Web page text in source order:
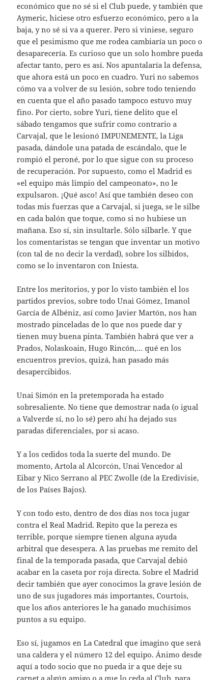
económico que no sé si el Club puede, y también que
Aymeric, hiciese otro esfuerzo económico, pero a la
baja, y no sé si va a querer. Pero si viniese, seguro
que el pesimismo que me rodea cambiaría un poco o
desaparecería. Es curioso que un solo hombre pueda
afectar tanto, pero es así. Nos apuntalaría la defensa,
que ahora está un poco en cuadro. Yuri no sabemos
cómo va a volver de su lesión, sobre todo teniendo
en cuenta que el año pasado tampoco estuvo muy
fino. Por cierto, sobre Yuri, tiene delito que el
sábado tengamos que sufrir como contrario a
Carvajal, que le lesionó IMPUNEMENTE, la Liga
pasada, dándole una patada de escándalo, que le
rompió el peroné, por lo que sigue con su proceso
de recuperación. Por supuesto, como el Madrid es
«el equipo más limpio del campeonato», no le
expulsaron. ¡Qué asco! Así que también deseo con
todas mis fuerzas que a Carvajal, si juega, se le silbe
en cada balón que toque, como si no hubiese un
mañana. Eso sí, sin insultarle. Sólo silbarle. Y que
los comentaristas se tengan que inventar un motivo
(con tal de no decir la verdad), sobre los silbidos,
como se lo inventaron con Iniesta.
Entre los meritorios, y por lo visto también el los
partidos previos, sobre todo Unai Gómez, Imanol
García de Albéniz, así como Javier Martón, nos han
mostrado pinceladas de lo que nos puede dar y
tienen muy buena pinta. También habrá que ver a
Prados, Nolaskoain, Hugo Rincón,… qué en los
encuentros previos, quizá, han pasado más
desapercibidos.
Unai Simón en la pretemporada ha estado
sobresaliente. No tiene que demostrar nada (o igual
a Valverde sí, no lo sé) pero ahí ha dejado sus
paradas diferenciales, por si acaso.
Y a los cedidos toda la suerte del mundo. De
momento, Artola al Alcorcón, Unai Vencedor al
Eibar y Nico Serrano al PEC Zwolle (de la Eredivisie,
de los Países Bajos).
Y con todo esto, dentro de dos días nos toca jugar
contra el Real Madrid. Repito que la pereza es
terrible, porque siempre tienen alguna ayuda
arbitral que desespera. A las pruebas me remito del
final de la temporada pasada, que Carvajal debió
acabar en la caseta por roja directa. Sobre el Madrid
decir también que ayer conocimos la grave lesión de
uno de sus jugadores más importantes, Courtois,
que los años anteriores le ha ganado muchísimos
puntos a su equipo.
Eso sí, jugamos en La Catedral que imagino que será
una caldera y el número 12 del equipo. Ánimo desde
aquí a todo socio que no pueda ir a que deje su